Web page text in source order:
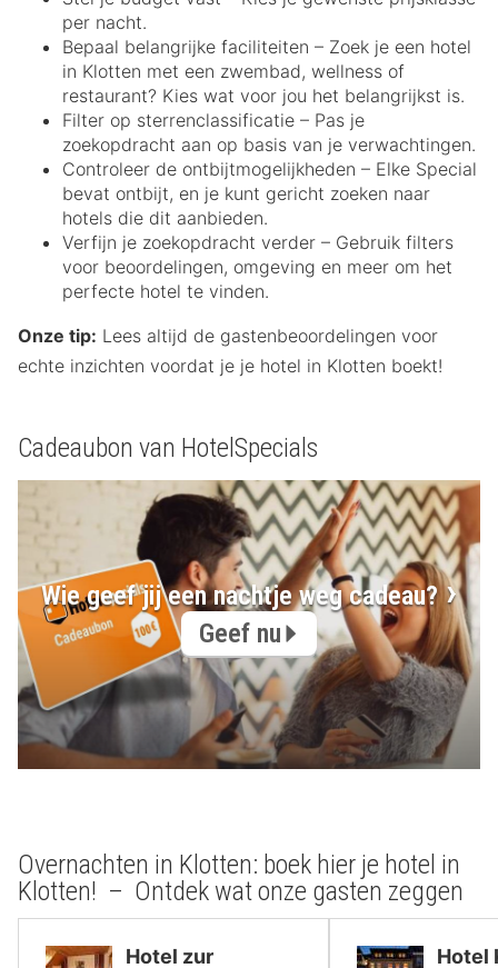
per nacht.
Bepaal belangrijke faciliteiten – Zoek je een hotel
in Klotten met een zwembad, wellness of
restaurant? Kies wat voor jou het belangrijkst is.
Filter op sterrenclassificatie – Pas je
zoekopdracht aan op basis van je verwachtingen.
Controleer de ontbijtmogelijkheden – Elke Special
bevat ontbijt, en je kunt gericht zoeken naar
hotels die dit aanbieden.
Verfijn je zoekopdracht verder – Gebruik filters
voor beoordelingen, omgeving en meer om het
perfecte hotel te vinden.
Onze tip: Lees altijd de gastenbeoordelingen voor
echte inzichten voordat je je hotel in Klotten boekt!
Cadeaubon van HotelSpecials
Wie geef jij een nachtje weg cadeau?
Geef nu
Overnachten in Klotten: boek hier je hotel in
Klotten! – Ontdek wat onze gasten zeggen
Hotel zur
Hotel